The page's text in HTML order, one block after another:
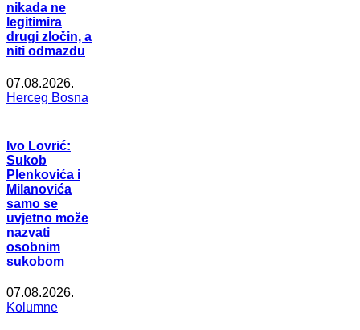
nikada ne
legitimira
drugi zločin, a
niti odmazdu
07.08.2026.
Herceg Bosna
Ivo Lovrić:
Sukob
Plenkovića i
Milanovića
samo se
uvjetno može
nazvati
osobnim
sukobom
07.08.2026.
Kolumne